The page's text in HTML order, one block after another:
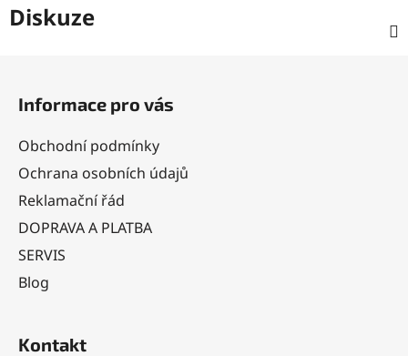
Diskuze
Informace pro vás
Obchodní podmínky
Ochrana osobních údajů
Reklamační řád
DOPRAVA A PLATBA
SERVIS
Blog
Kontakt